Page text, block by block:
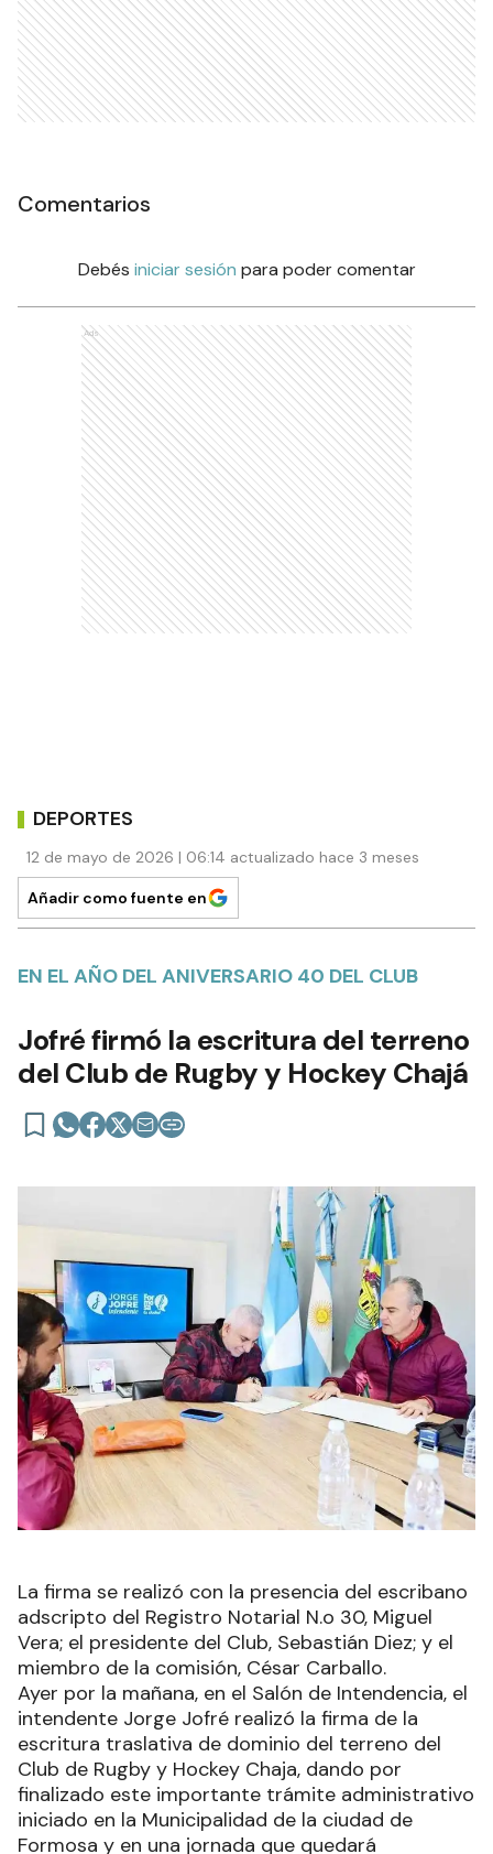
Comentarios
Debés iniciar sesión para poder comentar
Ads
DEPORTES
12 de mayo de 2026 | 06:14 actualizado hace 3 meses
Añadir como fuente en
EN EL AÑO DEL ANIVERSARIO 40 DEL CLUB
Jofré firmó la escritura del terreno
del Club de Rugby y Hockey Chajá
La firma se realizó con la presencia del escribano
adscripto del Registro Notarial N.o 30, Miguel
Vera; el presidente del Club, Sebastián Diez; y el
miembro de la comisión, César Carballo.
Ayer por la mañana, en el Salón de Intendencia, el
intendente Jorge Jofré realizó la firma de la
escritura traslativa de dominio del terreno del
Club de Rugby y Hockey Chaja, dando por
finalizado este importante trámite administrativo
iniciado en la Municipalidad de la ciudad de
Formosa y en una jornada que quedará